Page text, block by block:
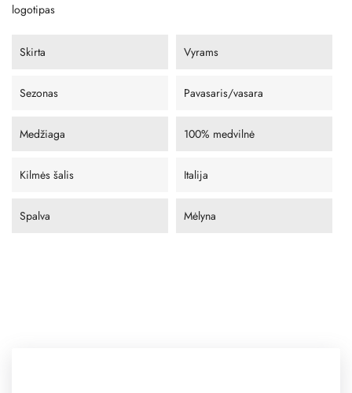
logotipas
Skirta Vyrams
Sezonas Pavasaris/vasara
Medžiaga 100% medvilnė
Kilmės šalis Italija
Spalva Mėlyna